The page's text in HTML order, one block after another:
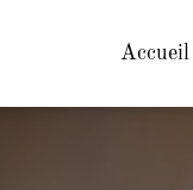
Accueil